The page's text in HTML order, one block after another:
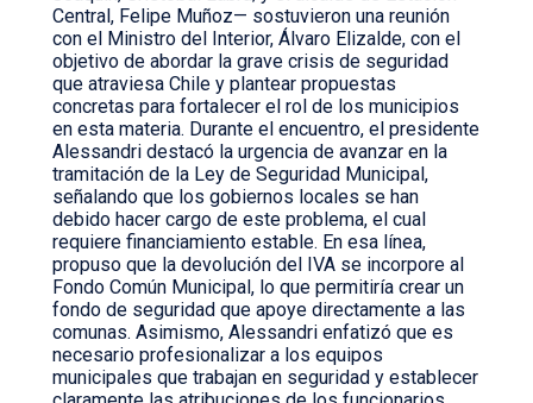
Central, Felipe Muñoz— sostuvieron una reunión
con el Ministro del Interior, Álvaro Elizalde, con el
objetivo de abordar la grave crisis de seguridad
que atraviesa Chile y plantear propuestas
concretas para fortalecer el rol de los municipios
en esta materia. Durante el encuentro, el presidente
Alessandri destacó la urgencia de avanzar en la
tramitación de la Ley de Seguridad Municipal,
señalando que los gobiernos locales se han
debido hacer cargo de este problema, el cual
requiere financiamiento estable. En esa línea,
propuso que la devolución del IVA se incorpore al
Fondo Común Municipal, lo que permitiría crear un
fondo de seguridad que apoye directamente a las
comunas. Asimismo, Alessandri enfatizó que es
necesario profesionalizar a los equipos
municipales que trabajan en seguridad y establecer